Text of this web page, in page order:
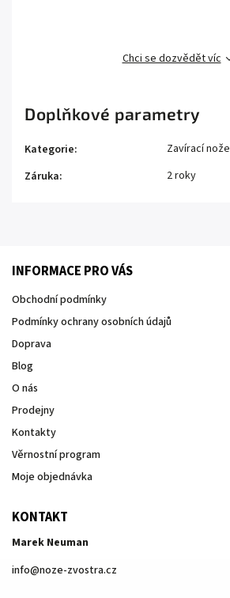
Chci se dozvědět víc
Doplňkové parametry
Kategorie:
Zavírací nože
Záruka: 2 roky
INFORMACE PRO VÁS
Obchodní podmínky
Podmínky ochrany osobních údajů
Doprava
Blog
O nás
Prodejny
Kontakty
Věrnostní program
Moje objednávka
KONTAKT
Marek Neuman
info@noze-zvostra.cz